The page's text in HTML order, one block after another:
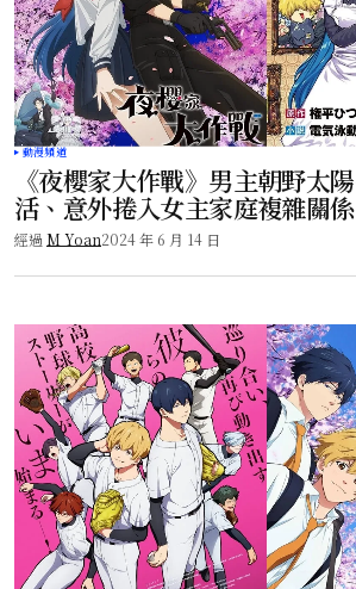
動漫頻道
《夜櫻家大作戰》男主朝野太
活、意外捲入女主家庭複雜關
番！
經過 M Yoan2024 年 6 月 14 日